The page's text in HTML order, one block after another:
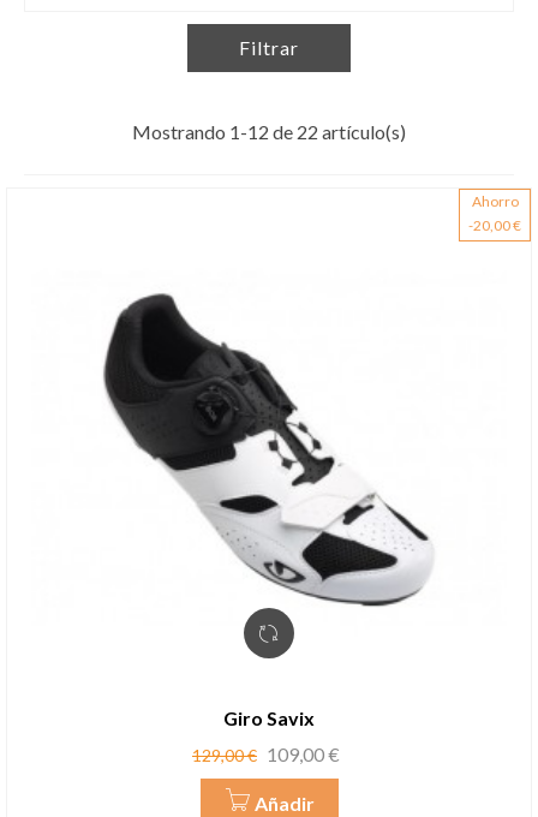
Filtrar
Mostrando 1-12 de 22 artículo(s)
Ahorro
-20,00 €
Giro Savix
Precio
base
129,00 € Precio
109,00 €
Añadir